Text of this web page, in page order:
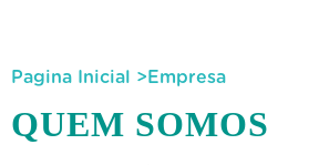
Pagina Inicial >Empresa
QUEM SOMOS